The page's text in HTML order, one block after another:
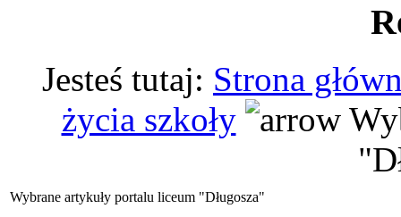
Jesteś tutaj: Strona
życia szkoły
Wybrane artykuły portalu liceum "Długosza"